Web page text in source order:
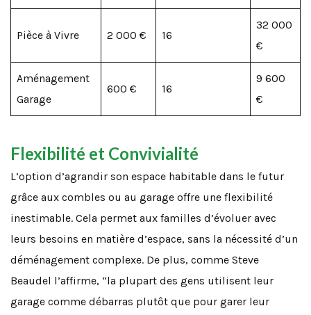
Pièce à Vivre 2 000 € 16
32 000
€
Aménagement
Garage
600 € 16
9 600
€
Flexibilité et Convivialité
L’option d’agrandir son espace habitable dans le futur
grâce aux combles ou au garage offre une flexibilité
inestimable. Cela permet aux familles d’évoluer avec
leurs besoins en matière d’espace, sans la nécessité d’un
déménagement complexe. De plus, comme Steve
Beaudel l’affirme, “la plupart des gens utilisent leur
garage comme débarras plutôt que pour garer leur